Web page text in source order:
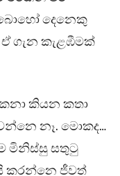
බොහෝ දෙනෙකු
ගැන කැළඹීමක්
කියන කතා
නෑ. මොකද…
මිනිස්සු සතුටු
කරන්නෙ ජීවත්